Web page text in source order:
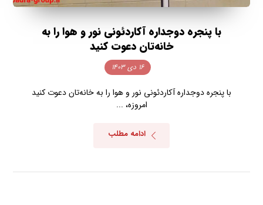
با پنجره دوجداره آکاردئونی نور و هوا را به
خانه‌تان دعوت کنید
۱۶ دی ۱۴۰۳
با پنجره دوجداره آکاردئونی نور و هوا را به خانه‌تان دعوت کنید
امروزه، ...
ادامه مطلب